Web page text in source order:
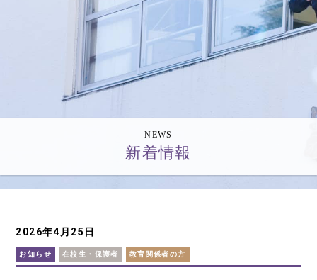
NEWS
新着情報
2026年4月25日
お知らせ 在校生・保護者 教育関係者の方